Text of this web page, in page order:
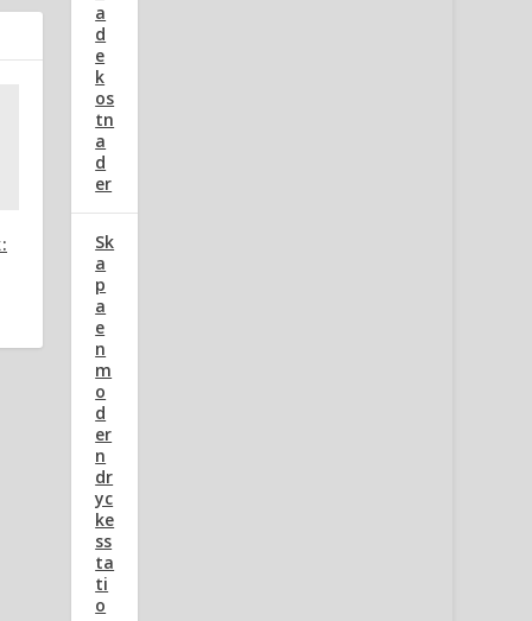
a
d
e
k
os
tn
a
d
er
Sk
a
p
a
e
n
m
o
d
er
n
dr
yc
ke
ss
ta
ti
o